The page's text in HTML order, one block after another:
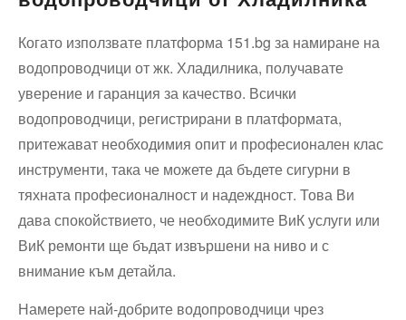
Когато използвате платформа 151.bg за намиране на
водопроводчици от жк. Хладилника, получавате
уверение и гаранция за качество. Всички
водопроводчици, регистрирани в платформата,
притежават необходимия опит и професионален клас
инструменти, така че можете да бъдете сигурни в
тяхната професионалност и надеждност. Това Ви
дава спокойствието, че необходимите ВиК услуги или
ВиК ремонти ще бъдат извършени на ниво и с
внимание към детайла.
Намерете най-добрите водопроводчици чрез